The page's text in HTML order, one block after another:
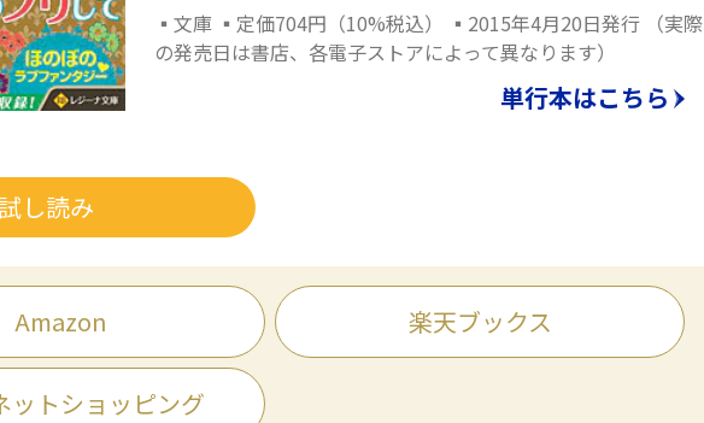
▪文庫 ▪定価704円（10%税込） ▪2015年4月20日発行 （実際
の発売日は書店、各電子ストアによって異なります）
単行本はこちら
し読み
Amazon 楽天ブックス
ットショッピング